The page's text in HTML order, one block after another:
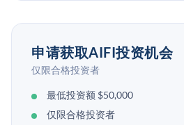
申请获取AIFI投资机会
仅限合格投资者
最低投资额 $50,000
仅限合格投资者